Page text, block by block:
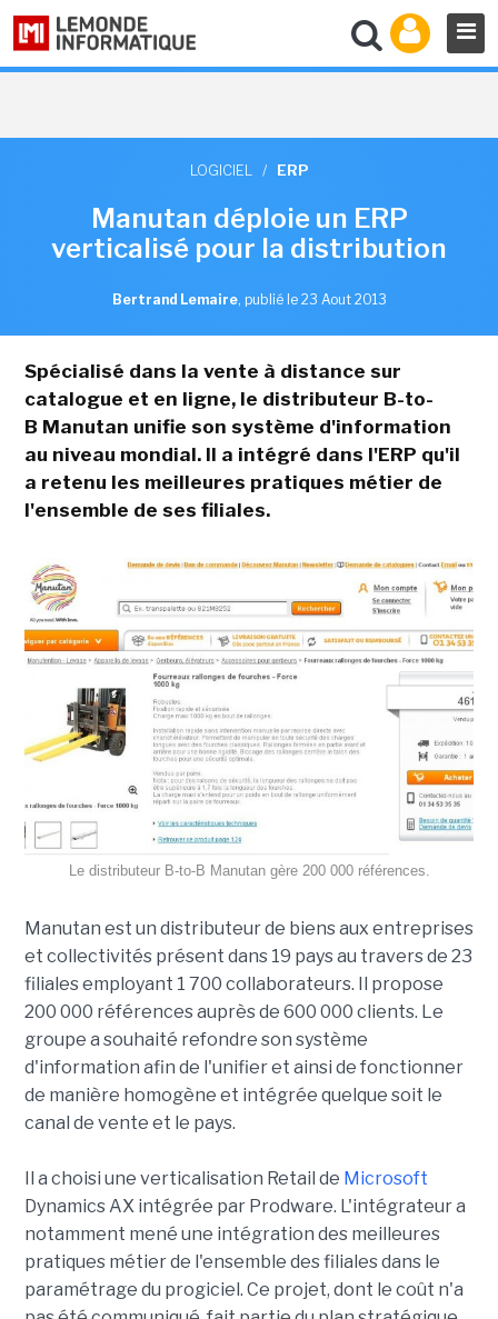
LOGICIEL / ERP
Manutan déploie un ERP
verticalisé pour la distribution
Bertrand Lemaire, publié le 23 Aout 2013
Spécialisé dans la vente à distance sur
catalogue et en ligne, le distributeur B-to-
B Manutan unifie son système d'information
au niveau mondial. Il a intégré dans l'ERP qu'il
a retenu les meilleures pratiques métier de
l'ensemble de ses filiales.
Le distributeur B-to-B Manutan gère 200 000 références.
Manutan est un distributeur de biens aux entreprises
et collectivités présent dans 19 pays au travers de 23
filiales employant 1 700 collaborateurs. Il propose
200 000 références auprès de 600 000 clients. Le
groupe a souhaité refondre son système
d'information afin de l'unifier et ainsi de fonctionner
de manière homogène et intégrée quelque soit le
canal de vente et le pays.
Il a choisi une verticalisation Retail de Microsoft
Dynamics AX intégrée par Prodware. L'intégrateur a
notamment mené une intégration des meilleures
pratiques métier de l'ensemble des filiales dans le
paramétrage du progiciel. Ce projet, dont le coût n'a